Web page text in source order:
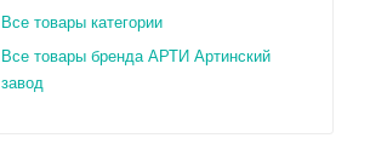
Все товары категории
Все товары бренда АРТИ Артинский
завод